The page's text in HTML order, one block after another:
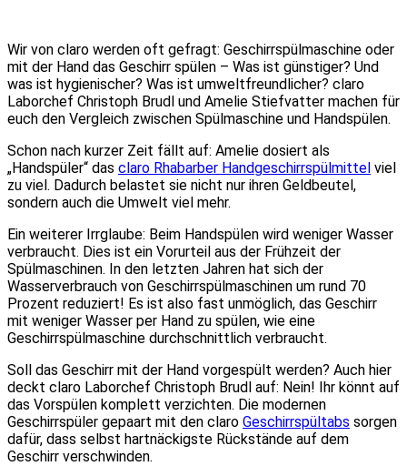
Wir von claro werden oft gefragt: Geschirrspülmaschine oder
mit der Hand das Geschirr spülen – Was ist günstiger? Und
was ist hygienischer? Was ist umweltfreundlicher? claro
Laborchef Christoph Brudl und Amelie Stiefvatter machen für
euch den Vergleich zwischen Spülmaschine und Handspülen.
Schon nach kurzer Zeit fällt auf: Amelie dosiert als
„Handspüler“ das claro Rhabarber Handgeschirrspülmittel viel
zu viel. Dadurch belastet sie nicht nur ihren Geldbeutel,
sondern auch die Umwelt viel mehr.
Ein weiterer Irrglaube: Beim Handspülen wird weniger Wasser
verbraucht. Dies ist ein Vorurteil aus der Frühzeit der
Spülmaschinen. In den letzten Jahren hat sich der
Wasserverbrauch von Geschirrspülmaschinen um rund 70
Prozent reduziert! Es ist also fast unmöglich, das Geschirr
mit weniger Wasser per Hand zu spülen, wie eine
Geschirrspülmaschine durchschnittlich verbraucht.
Soll das Geschirr mit der Hand vorgespült werden? Auch hier
deckt claro Laborchef Christoph Brudl auf: Nein! Ihr könnt auf
das Vorspülen komplett verzichten. Die modernen
Geschirrspüler gepaart mit den claro Geschirrspültabs sorgen
dafür, dass selbst hartnäckigste Rückstände auf dem
Geschirr verschwinden.